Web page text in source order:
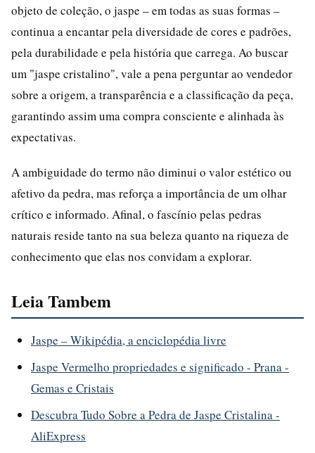
objeto de coleção, o jaspe – em todas as suas formas –
continua a encantar pela diversidade de cores e padrões,
pela durabilidade e pela história que carrega. Ao buscar
um "jaspe cristalino", vale a pena perguntar ao vendedor
sobre a origem, a transparência e a classificação da peça,
garantindo assim uma compra consciente e alinhada às
expectativas.
A ambiguidade do termo não diminui o valor estético ou
afetivo da pedra, mas reforça a importância de um olhar
crítico e informado. Afinal, o fascínio pelas pedras
naturais reside tanto na sua beleza quanto na riqueza de
conhecimento que elas nos convidam a explorar.
Leia Tambem
Jaspe – Wikipédia, a enciclopédia livre
Jaspe Vermelho propriedades e significado - Prana -
Gemas e Cristais
Descubra Tudo Sobre a Pedra de Jaspe Cristalina -
AliExpress